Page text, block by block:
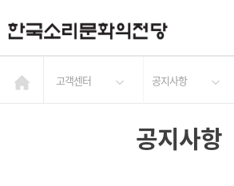
고객센터 공지사항
공지사항